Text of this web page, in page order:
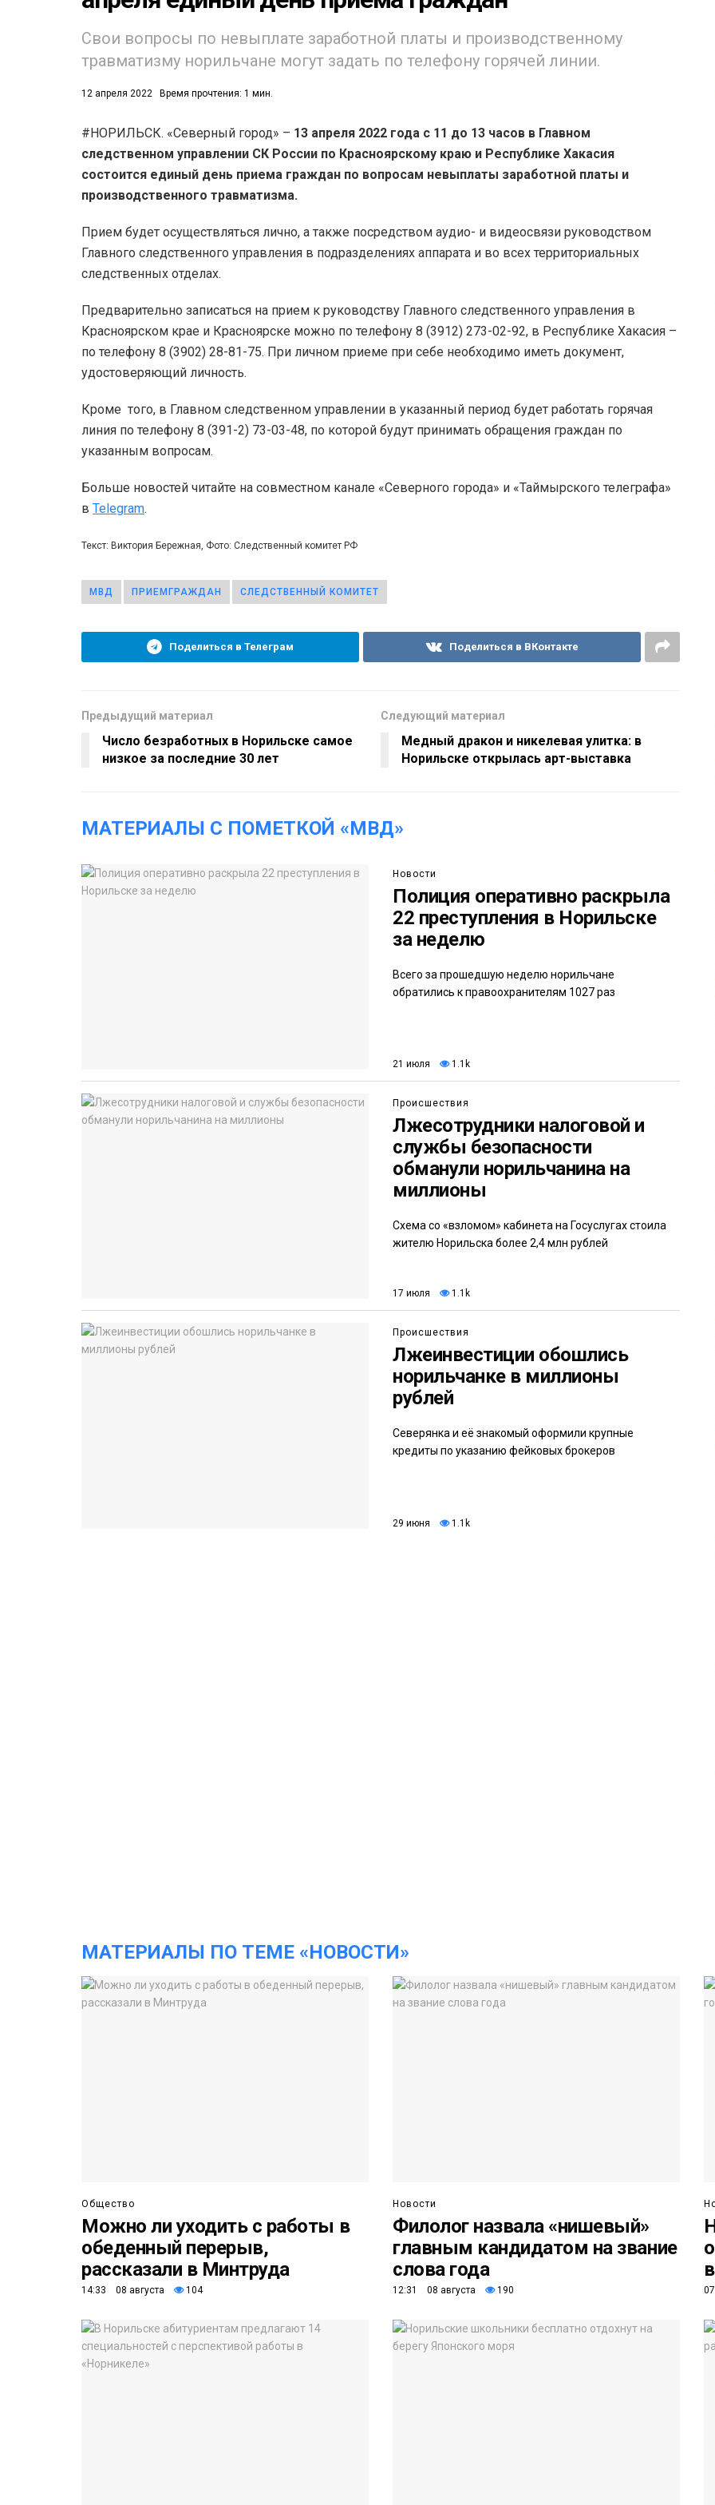
Свои вопросы по невыплате заработной платы и производственному
травматизму норильчане могут задать по телефону горячей линии.
12 апреля 2022 Время прочтения: 1 мин.
#НОРИЛЬСК. «Северный город» – 13 апреля 2022 года с 11 до 13 часов в Главном
следственном управлении СК России по Красноярскому краю и Республике Хакасия
состоится единый день приема граждан по вопросам невыплаты заработной платы и
производственного травматизма.
Прием будет осуществляться лично, а также посредством аудио- и видеосвязи руководством
Главного следственного управления в подразделениях аппарата и во всех территориальных
следственных отделах.
Предварительно записаться на прием к руководству Главного следственного управления в
Красноярском крае и Красноярске можно по телефону 8 (3912) 273-02-92, в Республике Хакасия –
по телефону 8 (3902) 28-81-75. При личном приеме при себе необходимо иметь документ,
удостоверяющий личность.
Кроме того, в Главном следственном управлении в указанный период будет работать горячая
линия по телефону 8 (391-2) 73-03-48, по которой будут принимать обращения граждан по
указанным вопросам.
Больше новостей читайте на совместном канале «Северного города» и «Таймырского телеграфа»
в Telegram.
Текст: Виктория Бережная, Фото: Следственный комитет РФ
МВД ПРИЕМГРАЖДАН СЛЕДСТВЕННЫЙ КОМИТЕТ
Поделиться в Телеграм Поделиться в ВКонтакте
Предыдущий материал
Число безработных в Норильске самое
низкое за последние 30 лет
Следующий материал
Медный дракон и никелевая улитка: в
Норильске открылась арт-выставка
МАТЕРИАЛЫ С ПОМЕТКОЙ «МВД»
Новости
Полиция оперативно раскрыла
22 преступления в Норильске
за неделю
Всего за прошедшую неделю норильчане
обратились к правоохранителям 1027 раз
21 июля 1.1k
Происшествия
Лжесотрудники налоговой и
службы безопасности
обманули норильчанина на
миллионы
Схема со «взломом» кабинета на Госуслугах стоила
жителю Норильска более 2,4 млн рублей
17 июля 1.1k
Происшествия
Лжеинвестиции обошлись
норильчанке в миллионы
рублей
Северянка и её знакомый оформили крупные
кредиты по указанию фейковых брокеров
29 июня 1.1k
МАТЕРИАЛЫ ПО ТЕМЕ «НОВОСТИ»
Общество
Можно ли уходить с работы в
обеденный перерыв,
рассказали в Минтруда
14:33 08 августа 104
Новости
Филолог назвала «нишевый»
главным кандидатом на звание
слова года
12:31 08 августа 190